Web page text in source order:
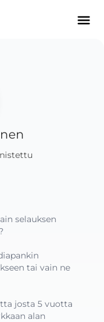
selauksen
tai vain ne
josta 5 vuotta
alan